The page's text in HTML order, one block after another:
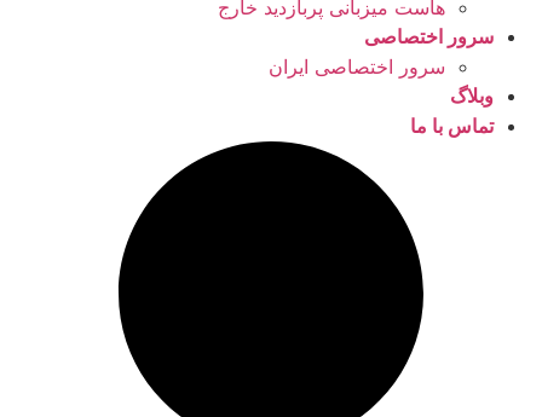
هاست میزبانی پربازدید خارج
سرور اختصاصی
سرور اختصاصی ایران
وبلاگ
تماس با ما